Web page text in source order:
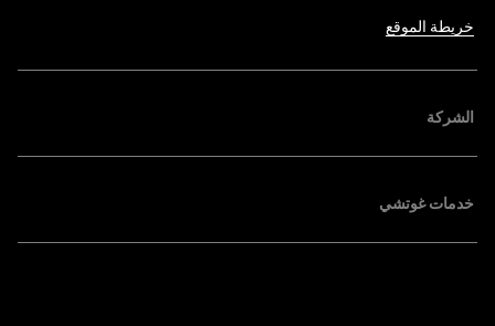
خريطة الموقع
الشركة
خدمات غوتشي